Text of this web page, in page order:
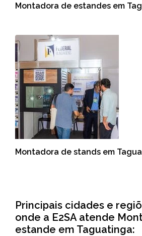
Montadora de estandes em
Montadora de stands em
Principais cidades e
onde a E2SA atende
estande em Taguatinga: